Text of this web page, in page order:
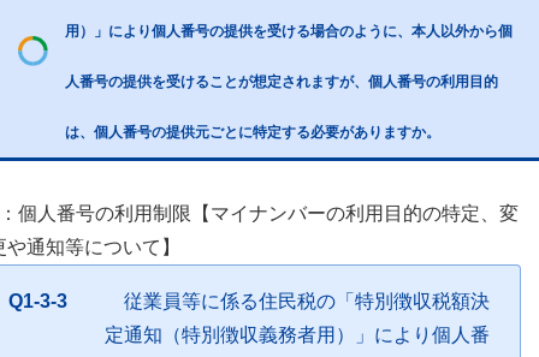
用）」により個人番号の提供を受ける場合のように、本人以外から個
人番号の提供を受けることが想定されますが、個人番号の利用目的
は、個人番号の提供元ごとに特定する必要がありますか。
個人番号の利用制限【マイナンバーの利用目的の特定、変
や通知等について】
Q1-3-3
従業員等に係る住民税の「特別徴収税額決
定通知（特別徴収義務者用）」により個人番